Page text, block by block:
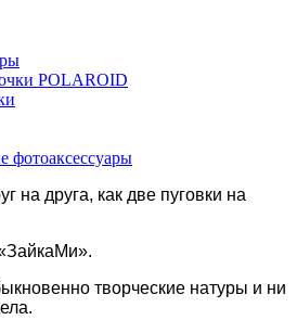
POLAROID
фотоаксессуары
на друга, как две пуговки на
творческие натуры и ни